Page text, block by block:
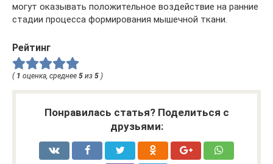
могут оказывать положительное воздействие на ранние
стадии процесса формирования мышечной ткани.
Рейтинг
( 1 оценка, среднее 5 из 5 )
Понравилась статья? Поделиться с
друзьями: